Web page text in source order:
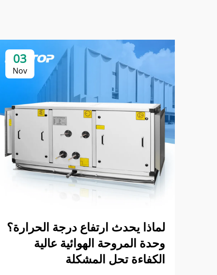
03
Nov
لماذا يحدث ارتفاع درجة الحرارة؟
وحدة المروحة الهوائية عالية
الكفاءة تحل المشكلة